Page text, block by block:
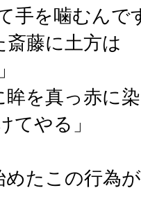
手を噛むんで
藤に土方は
を真っ赤に
てやる」
めたこの行為